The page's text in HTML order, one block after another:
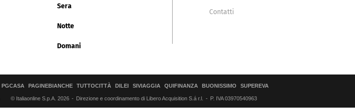
Sera
Notte
Domani
Contatti
PGCASA PAGINEBIANCHE TUTTOCITTÀ DILEI SIVIAGGIA QUIFINANZA BUONISSIMO SUPEREVA
© Italiaonline S.p.A. 2026 Direzione e coordinamento di Libero Acquisition S.á r.l. P. IVA 03970540963